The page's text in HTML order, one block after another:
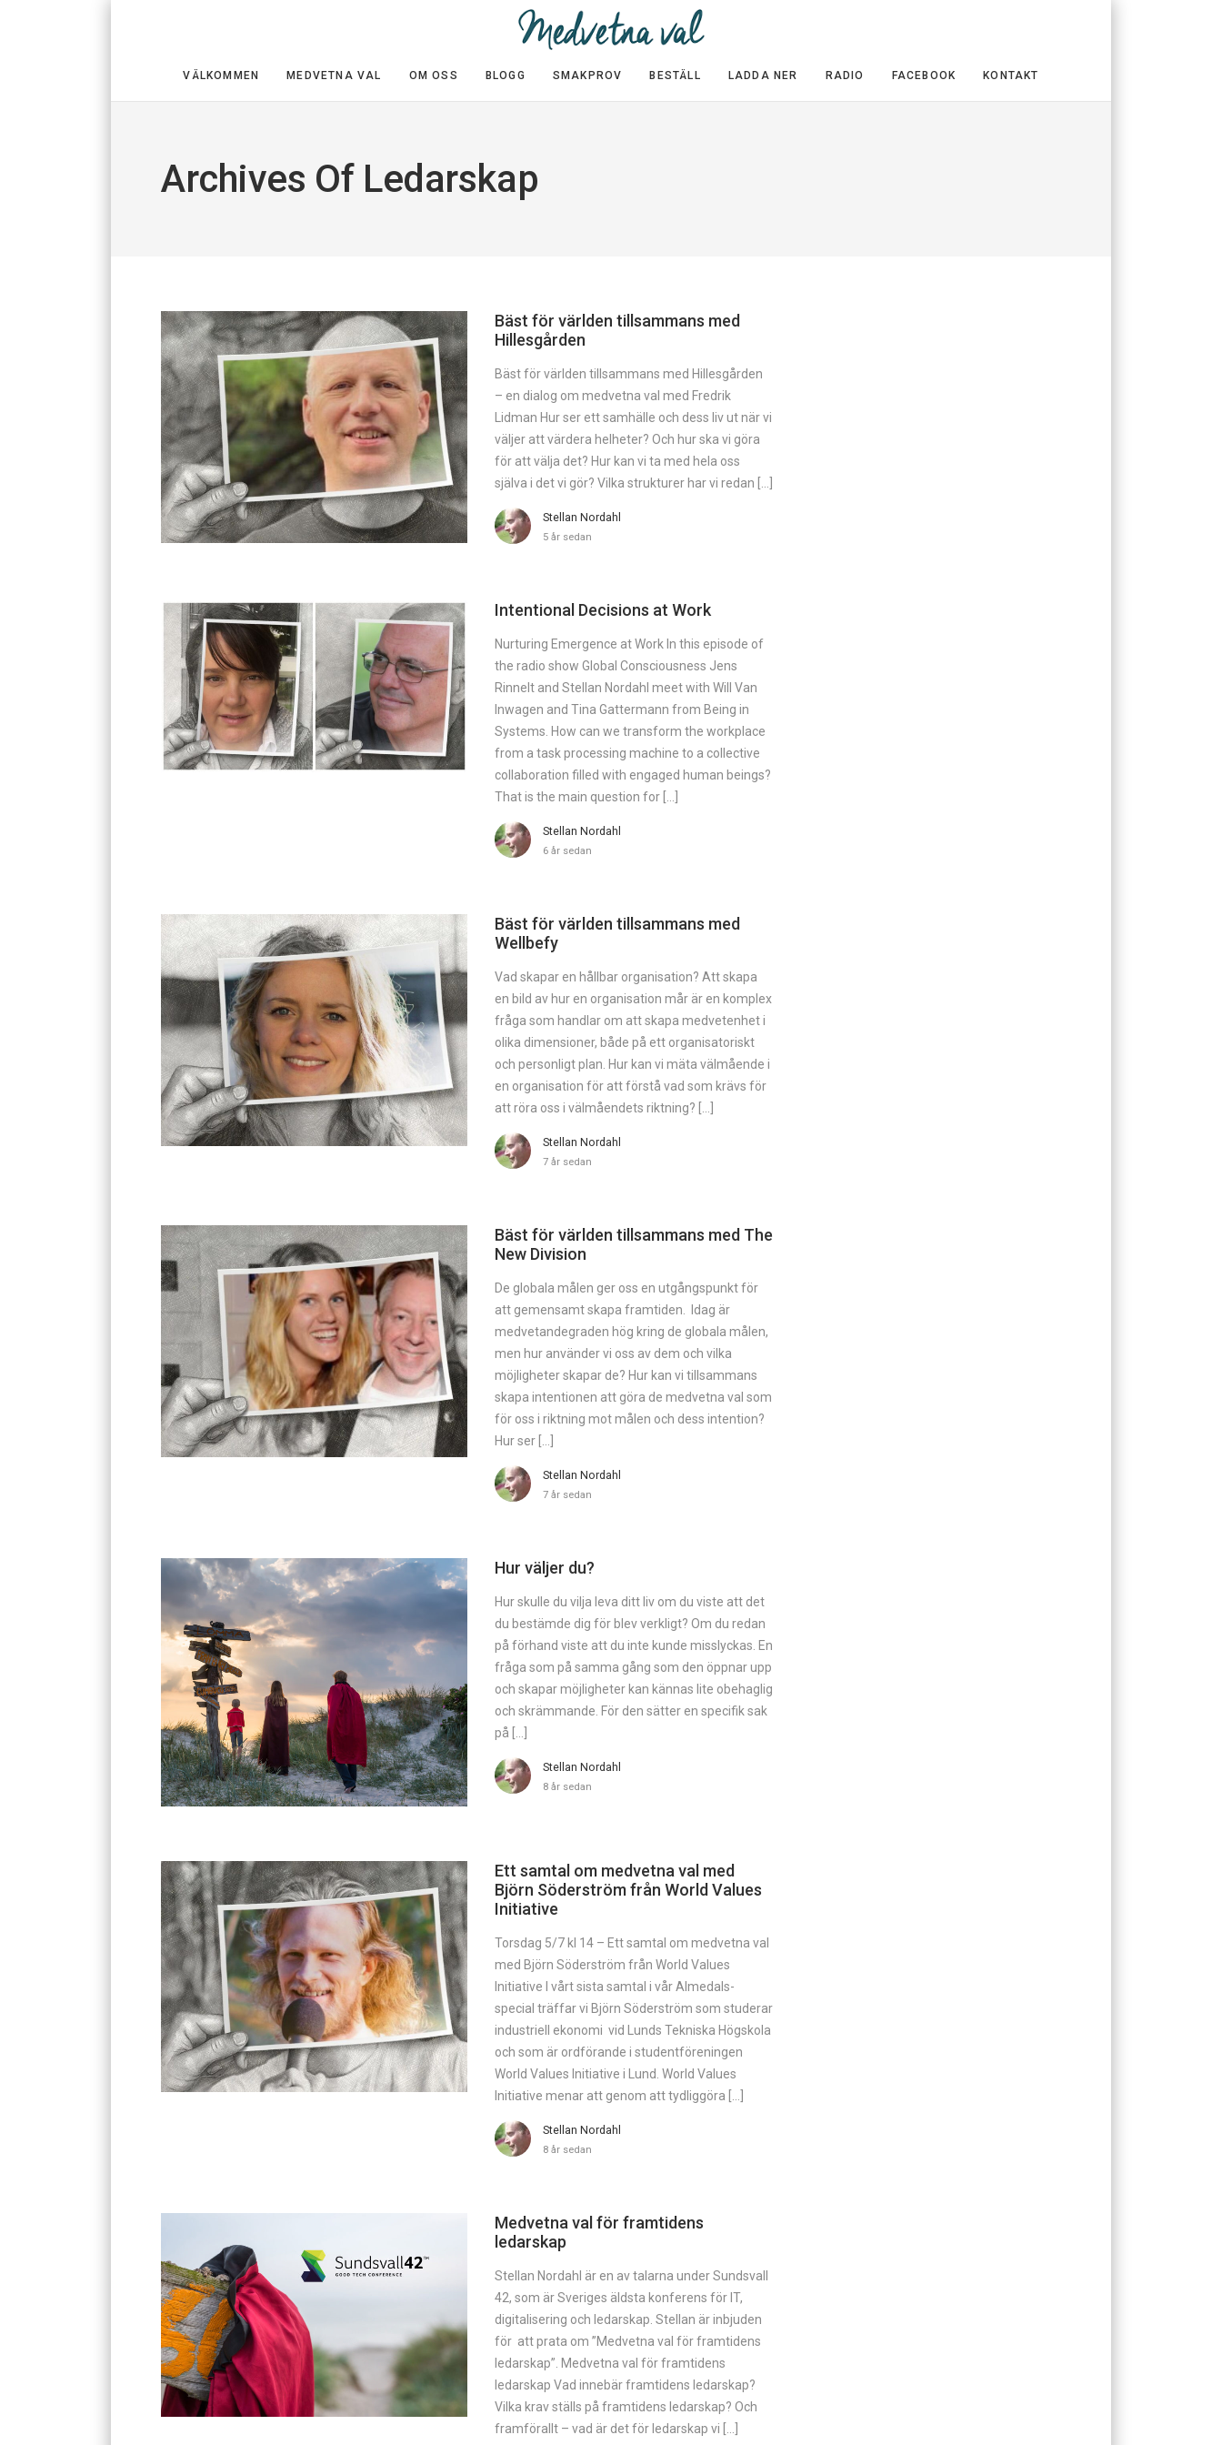
VÄLKOMMEN MEDVETNA VAL OM OSS BLOGG SMAKPROV BESTÄLL LADDA NER RADIO FACEBOOK KONTAKT
Archives Of Ledarskap
Bäst för världen tillsammans med
Hillesgården
Bäst för världen tillsammans med Hillesgården
– en dialog om medvetna val med Fredrik
Lidman Hur ser ett samhälle och dess liv ut när vi
väljer att värdera helheter? Och hur ska vi göra
för att välja det? Hur kan vi ta med hela oss
själva i det vi gör? Vilka strukturer har vi redan […]
Stellan Nordahl
5 år sedan
Intentional Decisions at Work
Nurturing Emergence at Work In this episode of
the radio show Global Consciousness Jens
Rinnelt and Stellan Nordahl meet with Will Van
Inwagen and Tina Gattermann from Being in
Systems. How can we transform the workplace
from a task processing machine to a collective
collaboration filled with engaged human beings?
That is the main question for […]
Stellan Nordahl
6 år sedan
Bäst för världen tillsammans med
Wellbefy
Vad skapar en hållbar organisation? Att skapa
en bild av hur en organisation mår är en komplex
fråga som handlar om att skapa medvetenhet i
olika dimensioner, både på ett organisatoriskt
och personligt plan. Hur kan vi mäta välmående i
en organisation för att förstå vad som krävs för
att röra oss i välmåendets riktning? […]
Stellan Nordahl
7 år sedan
Bäst för världen tillsammans med The
New Division
De globala målen ger oss en utgångspunkt för
att gemensamt ­skapa framtiden. Idag är
medvetandegraden hög kring de globala målen,
men hur använder vi oss av dem och vilka
möjligheter skapar de? Hur kan vi tillsammans
skapa intentionen att göra de medvetna val som
för oss i riktning mot målen och dess intention?
Hur ser […]
Stellan Nordahl
7 år sedan
Hur väljer du?
Hur skulle du vilja leva ditt liv om du viste att det
du bestämde dig för blev verkligt? Om du redan
på förhand viste att du inte kunde misslyckas. En
fråga som på samma gång som den öppnar upp
och skapar möjligheter kan kännas lite obehaglig
och skrämmande. För den sätter en specifik sak
på […]
Stellan Nordahl
8 år sedan
Ett samtal om medvetna val med
Björn Söderström från World Values
Initiative
Torsdag 5/7 kl 14 – Ett samtal om medvetna val
med Björn Söderström från World Values
Initiative I vårt sista samtal i vår Almedals-
special träffar vi Björn Söderström som studerar
industriell ekonomi vid Lunds Tekniska Högskola
och som är ordförande i studentföreningen
World Values Initiative i Lund. World Values
Initiative menar att genom att tydliggöra […]
Stellan Nordahl
8 år sedan
Medvetna val för framtidens
ledarskap
Stellan Nordahl är en av talarna under Sundsvall
42, som är Sveriges äldsta konferens för IT,
digitalisering och ledarskap. Stellan är inbjuden
för att prata om ”Medvetna val för framtidens
ledarskap”. Medvetna val för framtidens
ledarskap Vad innebär framtidens ledarskap?
Vilka krav ställs på framtidens ledarskap? Och
framförallt – vad är det för ledarskap vi […]